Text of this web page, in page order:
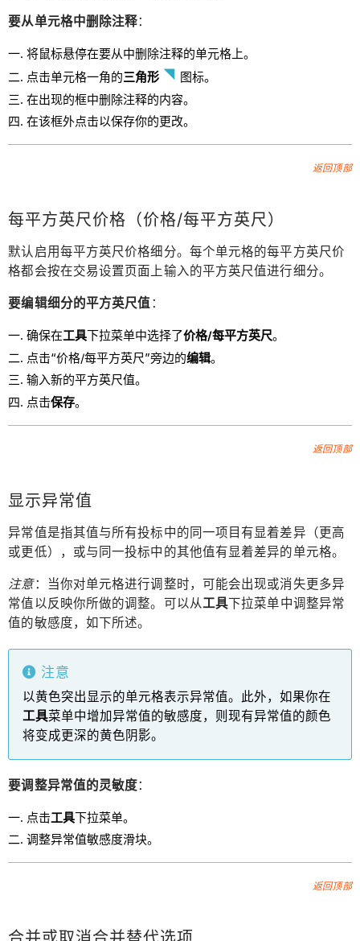
要从单元格中删除注释：
将鼠标悬停在要从中删除注释的单元格上。
点击单元格一角的三角形
图标。
在出现的框中删除注释的内容。
在该框外点击以保存你的更改。
返回顶部
每平方英尺价格（价格/每平方英尺）
默认启用每平方英尺价格细分。每个单元格的每平方英尺价
格都会按在交易设置页面上输入的平方英尺值进行细分。
要编辑细分的平方英尺值：
确保在工具下拉菜单中选择了价格/每平方英尺。
点击“价格/每平方英尺”旁边的编辑。
输入新的平方英尺值。
点击保存。
返回顶部
显示异常值
异常值是指其值与所有投标中的同一项目有显着差异（更高
或更低），或与同一投标中的其他值有显着差异的单元格。
注意：当你对单元格进行调整时，可能会出现或消失更多异
常值以反映你所做的调整。可以从工具下拉菜单中调整异常
值的敏感度，如下所述。
注意
以黄色突出显示的单元格表示异常值。此外，如果你在
工具菜单中增加异常值的敏感度，则现有异常值的颜色
将变成更深的黄色阴影。
要调整异常值的灵敏度：
点击工具下拉菜单。
调整异常值敏感度滑块。
返回顶部